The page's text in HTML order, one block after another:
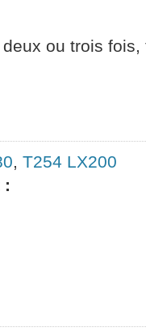
ou trois
, T254 LX200
: